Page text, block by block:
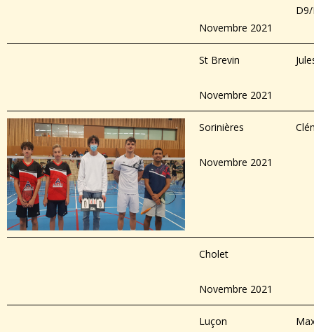
Novembre 2021
St Brevin
Novembre 2021
Sorinières
Novembre 2021
Cholet
Novembre 2021
Luçon